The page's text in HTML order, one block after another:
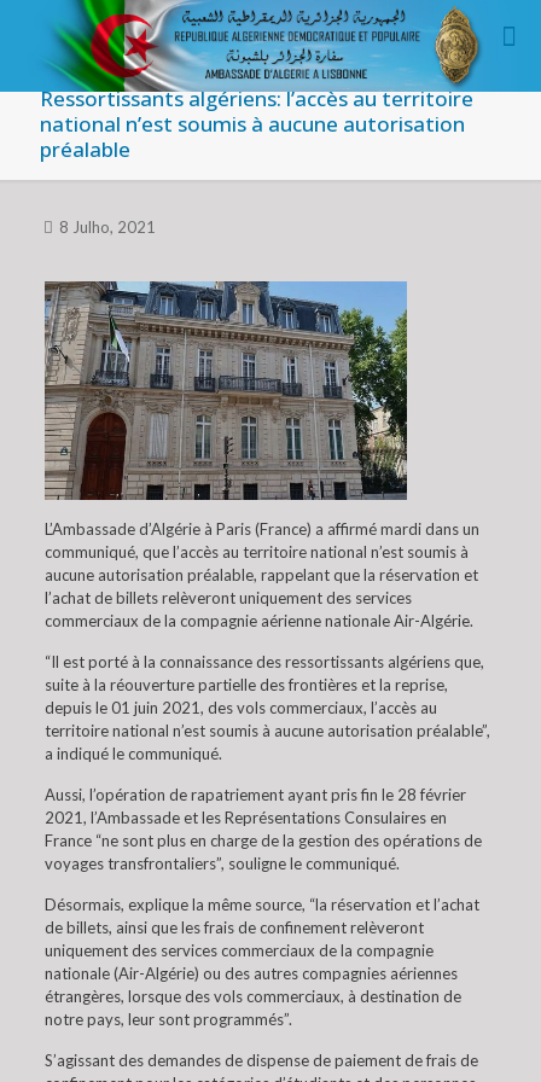
Ressortissants algériens: l’accès au territoire
national n’est soumis à aucune autorisation
préalable
8 Julho, 2021
L’Ambassade d’Algérie à Paris (France) a affirmé mardi dans un
communiqué, que l’accès au territoire national n’est soumis à
aucune autorisation préalable, rappelant que la réservation et
l’achat de billets relèveront uniquement des services
commerciaux de la compagnie aérienne nationale Air-Algérie.
“Il est porté à la connaissance des ressortissants algériens que,
suite à la réouverture partielle des frontières et la reprise,
depuis le 01 juin 2021, des vols commerciaux, l’accès au
territoire national n’est soumis à aucune autorisation préalable”,
a indiqué le communiqué.
Aussi, l’opération de rapatriement ayant pris fin le 28 février
2021, l’Ambassade et les Représentations Consulaires en
France “ne sont plus en charge de la gestion des opérations de
voyages transfrontaliers”, souligne le communiqué.
Désormais, explique la même source, “la réservation et l’achat
de billets, ainsi que les frais de confinement relèveront
uniquement des services commerciaux de la compagnie
nationale (Air-Algérie) ou des autres compagnies aériennes
étrangères, lorsque des vols commerciaux, à destination de
notre pays, leur sont programmés”.
S’agissant des demandes de dispense de paiement de frais de